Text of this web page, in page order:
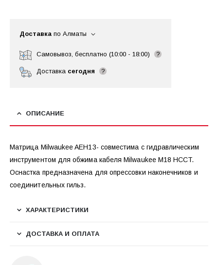
Доставка по Алматы
Самовывоз, бесплатно (10:00 - 18:00) ?
Доставка сегодня ?
ОПИСАНИЕ
Матрица Milwaukee AEH13- совместима с гидравлическим
инструментом для обжима кабеля Milwaukee M18 HCCT.
Оснастка предназначена для опрессовки наконечников и
соединительных гильз.
ХАРАКТЕРИСТИКИ
ДОСТАВКА И ОПЛАТА